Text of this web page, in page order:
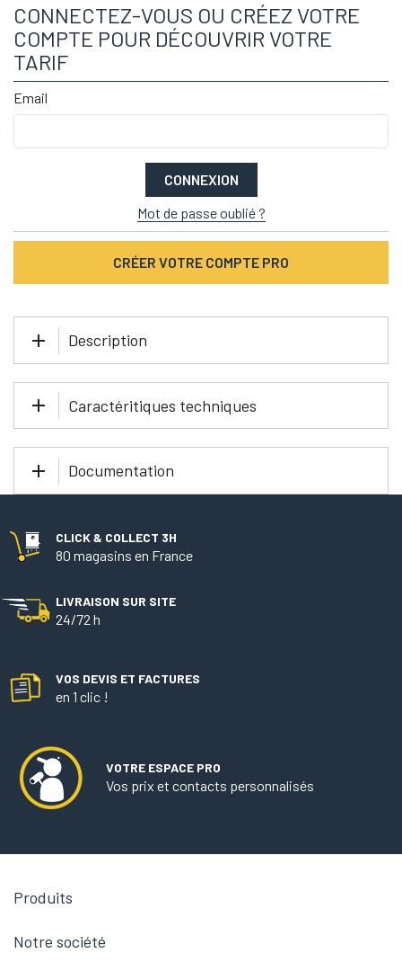
CONNECTEZ-VOUS OU CRÉEZ VOTRE
COMPTE POUR DÉCOUVRIR VOTRE
TARIF
Email
CONNEXION
Mot de passe oublié ?
CRÉER VOTRE COMPTE PRO
Description
Caractéritiques techniques
Documentation
CLICK & COLLECT 3H
80 magasins en France
LIVRAISON SUR SITE
24/72 h
VOS DEVIS ET FACTURES
en 1 clic !
VOTRE ESPACE PRO
Vos prix et contacts personnalisés
Produits
Notre société